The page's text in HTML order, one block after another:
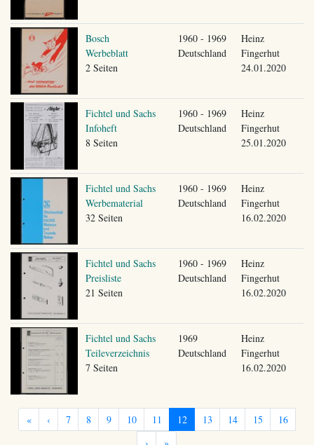
Bosch
Werbeblatt
2 Seiten
1960 - 1969
Deutschland
Heinz
Fingerhut
24.01.2020
Fichtel und Sachs
Infoheft
8 Seiten
1960 - 1969
Deutschland
Heinz
Fingerhut
25.01.2020
Fichtel und Sachs
Werbematerial
32 Seiten
1960 - 1969
Deutschland
Heinz
Fingerhut
16.02.2020
Fichtel und Sachs
Preisliste
21 Seiten
1960 - 1969
Deutschland
Heinz
Fingerhut
16.02.2020
Fichtel und Sachs
Teileverzeichnis
7 Seiten
1969
Deutschland
Heinz
Fingerhut
16.02.2020
« ‹ 7 8 9 10 11 12 13 14 15
16
›
»